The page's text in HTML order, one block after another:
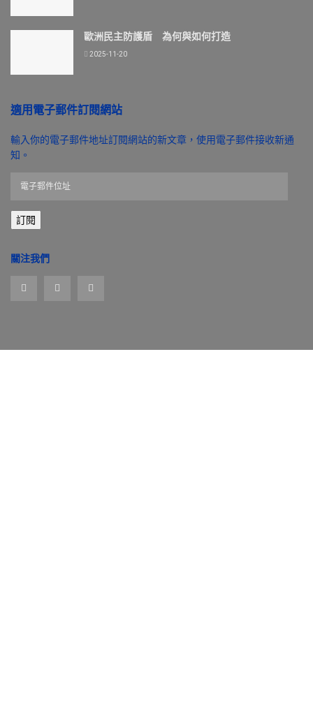
歐洲民主防護盾 為何與如何打造
2025-11-20
適用電子郵件訂閱網站
輸入你的電子郵件地址訂閱網站的新文章，使用電子郵件接收新通
知。
郵
件
址
訂閱
關注我們